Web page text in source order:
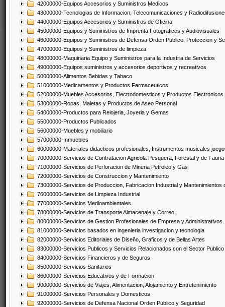
42000000-Equipos Accesorios y Suministros Medicos
43000000-Tecnologias de Informacion, Telecomunicaciones y
44000000-Equipos Accesorios y Suministros de Oficina
45000000-Equipos y Suministros de Imprenta Fotograficos y Audiovisuales
46000000-Equipos y Suministros de Defensa Orden Publico, Proteccion y
47000000-Equipos y Suministros de limpieza
48000000-Maquinaria Equipo y Suministros para la Industria de Servicios
49000000-Equipos suministros y accesorios deportivos y recreativos
50000000-Alimentos Bebidas y Tabaco
51000000-Medicamentos y Productos Farmaceuticos
52000000-Muebles Accesorios, Electrodomesticos y Productos Electronicos
53000000-Ropas, Maletas y Productos de Aseo Personal
54000000-Productos para Relojeria, Joyeria y Gemas
55000000-Productos Publicados
56000000-Muebles y mobiliario
57000000-Inmuebles
60000000-Materiales didacticos profesionales, Instrumentos musicales
70000000-Servicios de Contratacion Agricola Pesquera, Forestal y de Fauna
71000000-Servicios de Perforacion de Mineria Petroleo y Gas
72000000-Servicios de Construccion y Mantenimiento
73000000-Servicios de Produccion, Fabricacion Industrial y Mantenimientos
76000000-Servicios de Limpieza Industrial
77000000-Servicios Medioambientales
78000000-Servicios de Transporte Almacenaje y Correo
80000000-Servicios de Gestion Profesionales de Empresa y Administrativos
81000000-Servicios basados en ingenieria investigacion y tecnologia
82000000-Servicios Editoriales de Diseño, Graficos y de Bellas Artes
83000000-Servicios Publicos y Servicios Relacionados con el Sector Publico
84000000-Servicios Financieros y de Seguros
85000000-Servicios Sanitarios
86000000-Servicios Educativos y de Formacion
90000000-Servicios de Viajes, Alimentacion, Alojamiento y Entretenimiento
91000000-Servicios Personales y Domesticos
92000000-Servicios de Defensa Nacional Orden Publico y Seguridad